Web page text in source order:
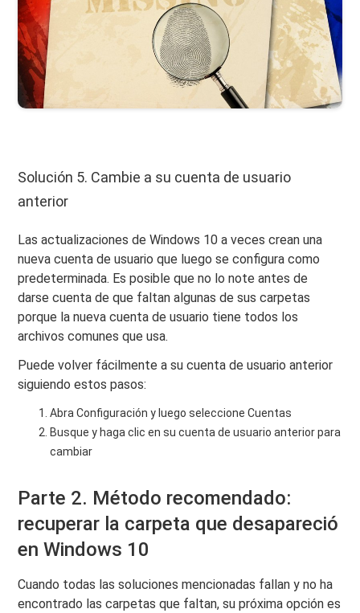
Solución 5. Cambie a su cuenta de usuario
anterior
Las actualizaciones de Windows 10 a veces crean una
nueva cuenta de usuario que luego se configura como
predeterminada. Es posible que no lo note antes de
darse cuenta de que faltan algunas de sus carpetas
porque la nueva cuenta de usuario tiene todos los
archivos comunes que usa.
Puede volver fácilmente a su cuenta de usuario anterior
siguiendo estos pasos:
Abra Configuración y luego seleccione Cuentas
Busque y haga clic en su cuenta de usuario anterior para
cambiar
Parte 2. Método recomendado:
recuperar la carpeta que desapareció
en Windows 10
Cuando todas las soluciones mencionadas fallan y no ha
encontrado las carpetas que faltan, su próxima opción es